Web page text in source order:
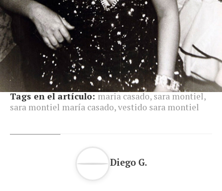
Tags en el artículo: maria casado, sara montiel,
sara montiel maría casado,vestido sara montiel
Diego G.